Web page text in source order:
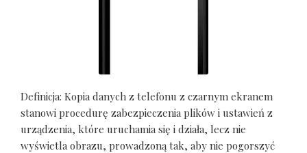
Definicja: Kopia danych z telefonu z czarnym ekranem
stanowi procedurę zabezpieczenia plików i ustawień z
urządzenia, które uruchamia się i działa, lecz nie
wyświetla obrazu, prowadzoną tak, aby nie pogorszyć